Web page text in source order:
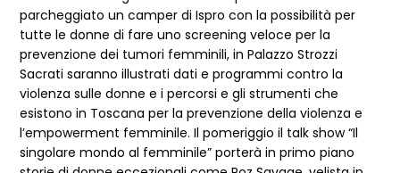
parcheggiato un camper di Ispro con la possibilità per
tutte le donne di fare uno screening veloce per la
prevenzione dei tumori femminili, in Palazzo Strozzi
Sacrati saranno illustrati dati e programmi contro la
violenza sulle donne e i percorsi e gli strumenti che
esistono in Toscana per la prevenzione della violenza e
l’empowerment femminile. Il pomeriggio il talk show “Il
singolare mondo al femminile” porterà in primo piano